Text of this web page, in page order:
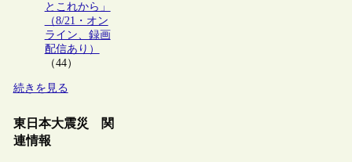
とこれから」
（8/21・オン
ライン、録画
配信あり）
（44）
続きを見る
東日本大震災 関
連情報